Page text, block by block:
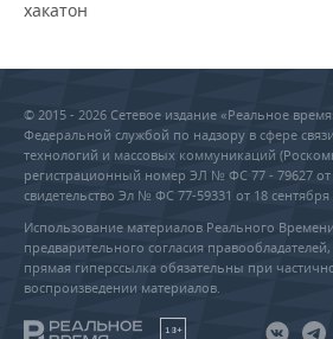
хакатон
© 2015 - 2026 Сетевое издание «Реальное
Федеральной службой по надзору в сфере
технологий и массовых коммуникаций
регистрационный номер ЭЛ № ФС 77 - 79627 от
свидетельство Эл № ФС 77-59331 от 18 сентября
Использование материалов Реального
предварительного согласия
прямая гиперссылка обязательны при
воспроизведении материалов.
18+